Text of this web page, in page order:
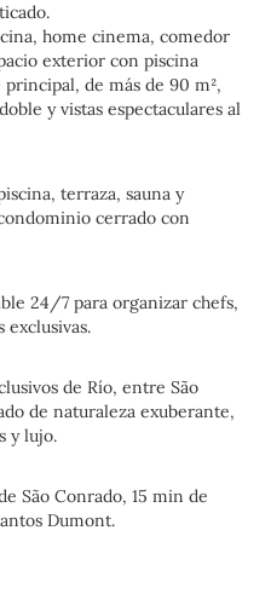
home cinema, comedor
exterior con piscina
de más de 90 m²,
y vistas espectaculares al
terraza, sauna y
cerrado con
24/7 para organizar chefs,
exclusivas.
de Río, entre São
de naturaleza exuberante,
y lujo.
São Conrado, 15 min de
Dumont.